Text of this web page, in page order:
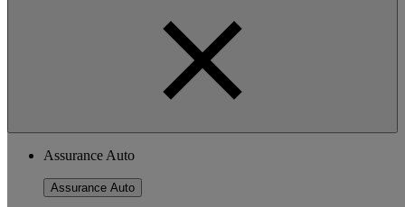
Assurance Auto
Assurance Auto